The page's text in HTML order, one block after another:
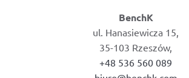
BenchK
ul. Hanasiewicza 15,
35-103 Rzeszów,
+48 536 560 089